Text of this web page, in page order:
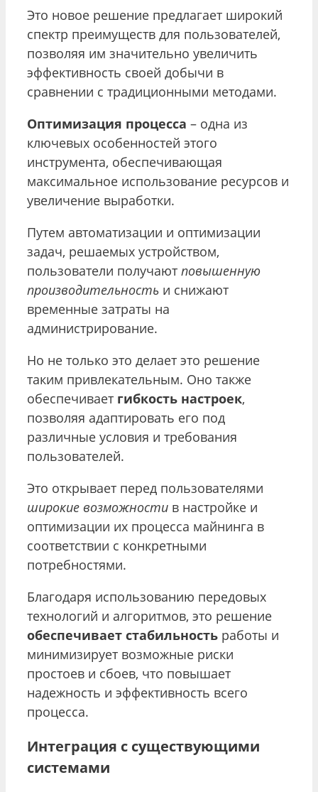
Это новое решение предлагает широкий
спектр преимуществ для пользователей,
позволяя им значительно увеличить
эффективность своей добычи в
сравнении с традиционными методами.
Оптимизация процесса – одна из
ключевых особенностей этого
инструмента, обеспечивающая
максимальное использование ресурсов и
увеличение выработки.
Путем автоматизации и оптимизации
задач, решаемых устройством,
пользователи получают повышенную
производительность и снижают
временные затраты на
администрирование.
Но не только это делает это решение
таким привлекательным. Оно также
обеспечивает гибкость настроек,
позволяя адаптировать его под
различные условия и требования
пользователей.
Это открывает перед пользователями
широкие возможности в настройке и
оптимизации их процесса майнинга в
соответствии с конкретными
потребностями.
Благодаря использованию передовых
технологий и алгоритмов, это решение
обеспечивает стабильность работы и
минимизирует возможные риски
простоев и сбоев, что повышает
надежность и эффективность всего
процесса.
Интеграция с существующими
системами